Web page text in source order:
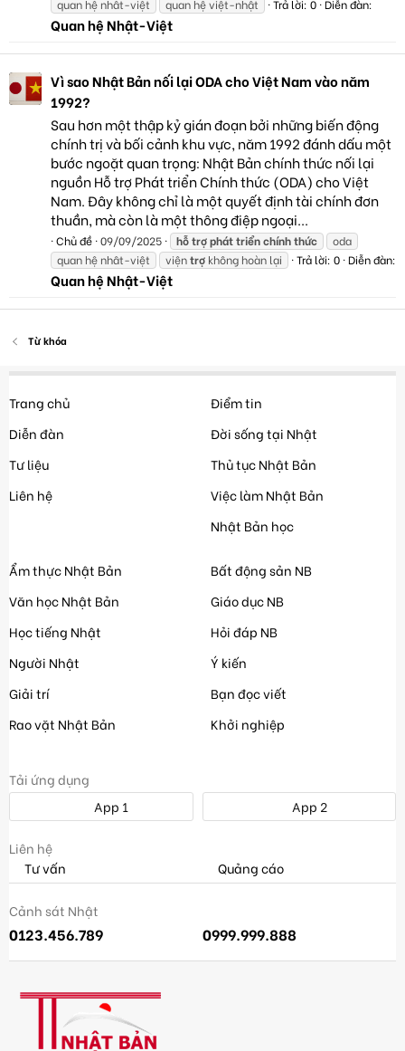
quan hệ nhât-việt
quan hệ việt-nhật Trả lời: 0 Diễn đàn:
Quan hệ Nhật-Việt
Vì sao Nhật Bản nối lại ODA cho Việt Nam vào năm
1992?
Sau hơn một thập kỷ gián đoạn bởi những biến động
chính trị và bối cảnh khu vực, năm 1992 đánh dấu một
bước ngoặt quan trọng: Nhật Bản chính thức nối lại
nguồn Hỗ trợ Phát triển Chính thức (ODA) cho Việt
Nam. Đây không chỉ là một quyết định tài chính đơn
thuần, mà còn là một thông điệp ngoại...
Chủ đề 09/09/2025 hỗtrợpháttriểnchínhthức
oda
quan hệ nhât-việt
việntrợ không hoàn lại Trả lời: 0 Diễn đàn:
Quan hệ Nhật-Việt
Từ khóa
Trang chủ
Diễn đàn
Tư liệu
Liên hệ
Điểm tin
Đời sống tại Nhật
Thủ tục Nhật Bản
Việc làm Nhật Bản
Nhật Bản học
Ẩm thực Nhật Bản
Văn học Nhật Bản
Học tiếng Nhật
Người Nhật
Giải trí
Rao vặt Nhật Bản
Bất động sản NB
Giáo dục NB
Hỏi đáp NB
Ý kiến
Bạn đọc viết
Khởi nghiệp
Tải ứng dụng
App 1
App 2
Liên hệ
Tư vấn
Quảng cáo
Cảnh sát Nhật
0123.456.789 0999.999.888